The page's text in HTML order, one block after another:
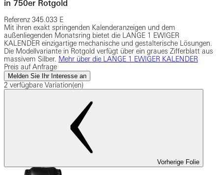
in 750er Rotgold
Referenz 345.033 E
Mit ihren exakt springenden Kalenderanzeigen und dem
außenliegenden Monatsring bietet die LANGE 1 EWIGER
KALENDER einzigartige mechanische und gestalterische Lösungen.
Die Modellvariante in Rotgold verfügt über ein graues Zifferblatt aus
massivem Silber. Mehr über die LANGE 1 EWIGER KALENDER
Preis auf Anfrage
Melden Sie Ihr Interesse an
2 verfügbare Variation(en)
Vorherige Folie